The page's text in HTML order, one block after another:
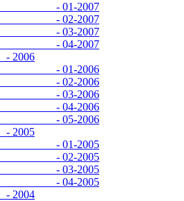
01-2007
02-2007
03-2007
04-2007
01-2006
02-2006
03-2006
04-2006
05-2006
01-2005
02-2005
03-2005
04-2005